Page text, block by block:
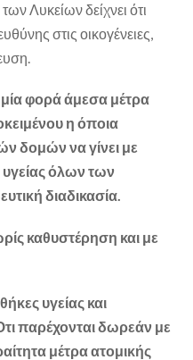
Λυκείων δείχνει ότι
στις οικογένειες,
φορά άμεσα μέτρα
η όποια
δομών να γίνει με
υγείας όλων των
διαδικασία.
καθυστέρηση και με
υγείας και
παρέχονται δωρεάν με
μέτρα ατομικής